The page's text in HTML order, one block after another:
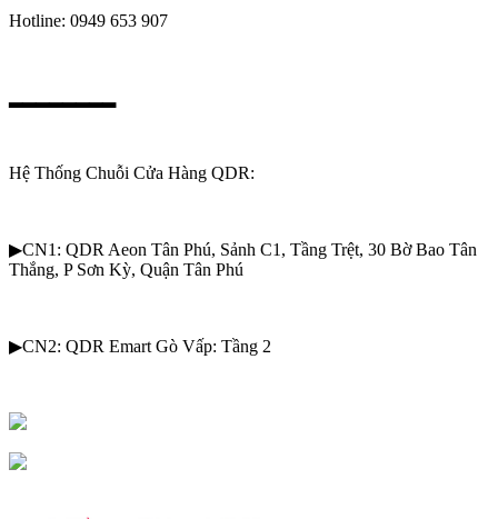
Hotline: 0949 653 907
Hệ Thống Chuỗi Cửa Hàng QDR:
▶CN1: QDR Aeon Tân Phú, Sảnh C1, Tầng Trệt, 30 Bờ Bao Tân
Thắng, P Sơn Kỳ, Quận Tân Phú
▶CN2: QDR Emart Gò Vấp: Tầng 2